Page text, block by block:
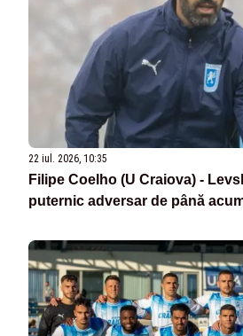
22 iul. 2026, 10:35
Filipe Coelho (U Craiova) -
puternic adversar de până